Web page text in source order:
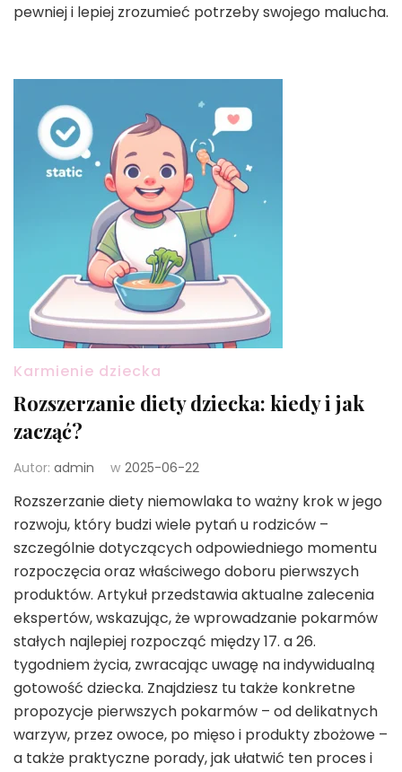
pewniej i lepiej zrozumieć potrzeby swojego malucha.
Karmienie dziecka
Rozszerzanie diety dziecka: kiedy i jak
zacząć?
Autor: admin w 2025-06-22
Rozszerzanie diety niemowlaka to ważny krok w jego
rozwoju, który budzi wiele pytań u rodziców –
szczególnie dotyczących odpowiedniego momentu
rozpoczęcia oraz właściwego doboru pierwszych
produktów. Artykuł przedstawia aktualne zalecenia
ekspertów, wskazując, że wprowadzanie pokarmów
stałych najlepiej rozpocząć między 17. a 26.
tygodniem życia, zwracając uwagę na indywidualną
gotowość dziecka. Znajdziesz tu także konkretne
propozycje pierwszych pokarmów – od delikatnych
warzyw, przez owoce, po mięso i produkty zbożowe –
a także praktyczne porady, jak ułatwić ten proces i